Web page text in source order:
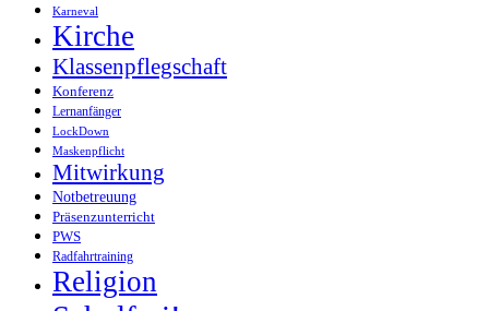
Karneval
Kirche
Klassenpflegschaft
Konferenz
Lernanfänger
LockDown
Maskenpflicht
Mitwirkung
Notbetreuung
Präsenzunterricht
PWS
Radfahrtraining
Religion